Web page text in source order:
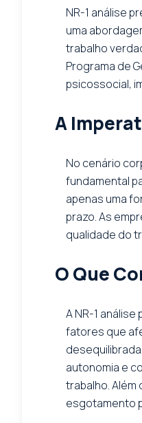
NR-1 análise
uma
trabalho
Programa de
psicossocial,
A
No cenário
fundamental
apenas uma
prazo. As
qualidade do
O Que
A NR-1
fatores que
autonomia e
trabalho.
esgotamento